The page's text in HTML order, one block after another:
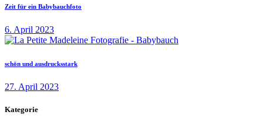
Zeit für ein Babybauchfoto
6. April 2023
schön und ausdrucksstark
27. April 2023
Kategorie